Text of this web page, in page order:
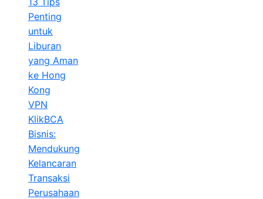
Penting
untuk
Liburan
yang Aman
ke Hong
Kong
VPN
KlikBCA
Bisnis:
Mendukung
Kelancaran
Transaksi
Perusahaan